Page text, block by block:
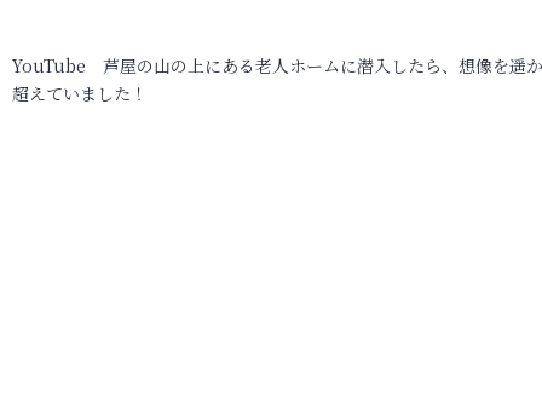
YouTube 芦屋の山の上にある老人ホームに潜入したら、想像を遥
超えていました！